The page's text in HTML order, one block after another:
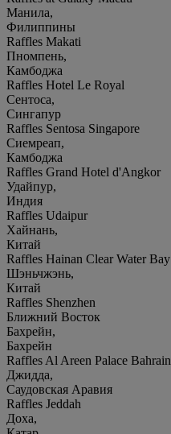
Манила,
Филиппины
Raffles Makati
Пномпень,
Камбоджа
Raffles Hotel Le Royal
Сентоса,
Сингапур
Raffles Sentosa Singapore
Сиемреап,
Камбоджа
Raffles Grand Hotel d'Angkor
Удайпур,
Индия
Raffles Udaipur
Хайнань,
Китай
Raffles Hainan Clear Water Bay
Шэньчжэнь,
Китай
Raffles Shenzhen
Ближний Восток
Бахрейн,
Бахрейн
Raffles Al Areen Palace Bahrain
Джидда,
Саудовская Аравия
Raffles Jeddah
Доха,